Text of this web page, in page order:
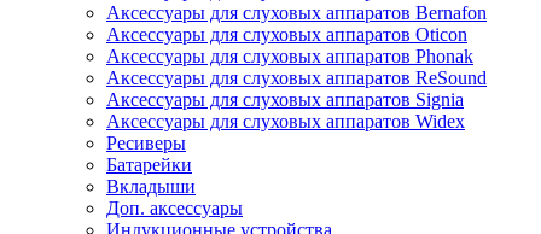
Аксессуары для слуховых аппаратов Bernafon
Аксессуары для слуховых аппаратов Oticon
Аксессуары для слуховых аппаратов Phonak
Аксессуары для слуховых аппаратов ReSound
Аксессуары для слуховых аппаратов Signia
Аксессуары для слуховых аппаратов Widex
Ресиверы
Батарейки
Вкладыши
Доп. аксессуары